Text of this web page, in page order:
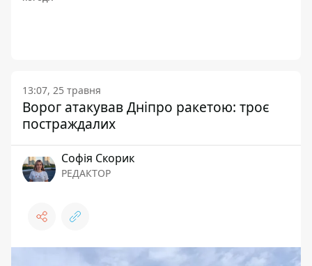
13:07, 25 травня
Ворог атакував Дніпро ракетою: троє
постраждалих
Софія Скорик
РЕДАКТОР